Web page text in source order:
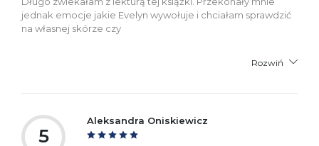
jednak emocje jakie Evelyn wywołuje i chciałam sprawdzić
na własnej skórze czy
Rozwiń
5
Aleksandra Oniskiewicz